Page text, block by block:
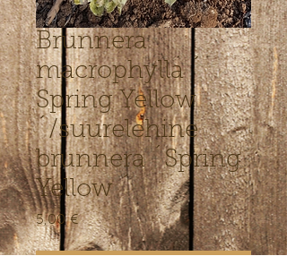
Brunnera
macrophylla ´
Spring Yellow
´/suurelehine
brunnera ´Spring
Yellow ´
5,00 €Цена